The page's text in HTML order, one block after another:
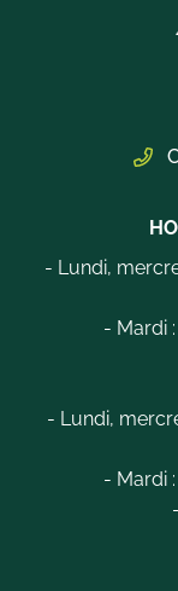
- Lundi,
- Mardi
- Lundi,
- Mardi